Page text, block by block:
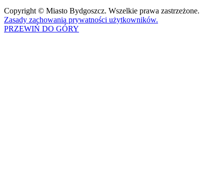
Copyright © Miasto Bydgoszcz. Wszelkie prawa zastrzeżone.
Zasady zachowania prywatności użytkowników.
PRZEWIŃ DO GÓRY